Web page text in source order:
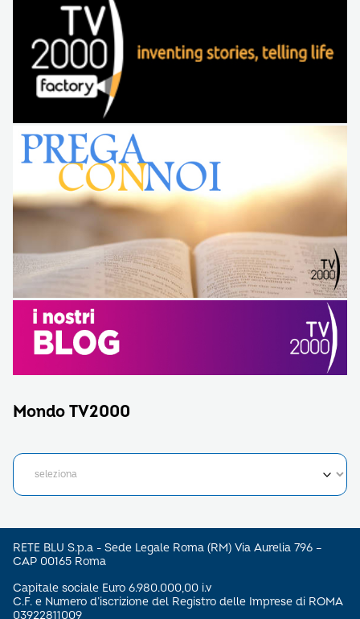
Mondo TV2000
RETE BLU S.p.a - Sede Legale Roma (RM) Via Aurelia 796 –
CAP 00165 Roma
Capitale sociale Euro 6.980.000,00 i.v
C.F. e Numero d’iscrizione del Registro delle Imprese di ROMA
03922811009